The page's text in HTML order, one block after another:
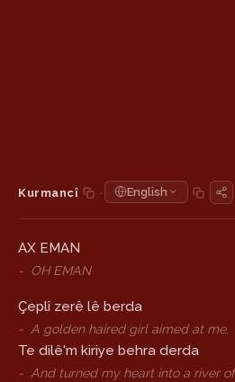
Kurmancî · English
AX EMAN
- OH EMAN
Çeplî zerê lê berda
- A golden haired girl aimed at me,
Te dilê'm kiriye behra derda
- And turned my heart into a river